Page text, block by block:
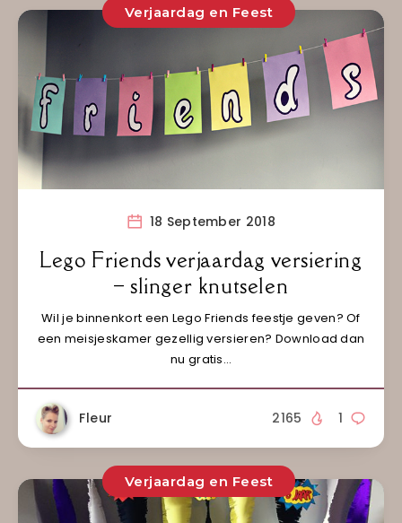
Verjaardag en Feest
18 September 2018
Lego Friends verjaardag versiering
– slinger knutselen
Wil je binnenkort een Lego Friends feestje geven? Of
een meisjeskamer gezellig versieren? Download dan
nu gratis…
Fleur 1
2165
Verjaardag en Feest